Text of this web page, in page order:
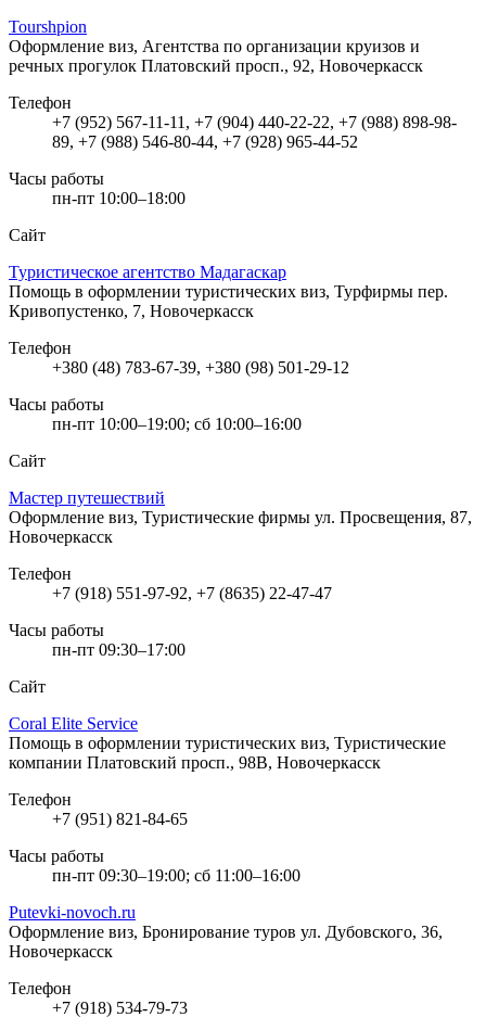
Tourshpion
Оформление виз, Агентства по организации круизов и
речных прогулок Платовский просп., 92, Новочеркасск
Телефон
+7 (952) 567-11-11, +7 (904) 440-22-22, +7 (988) 898-98-
89, +7 (988) 546-80-44, +7 (928) 965-44-52
Часы работы
пн-пт 10:00–18:00
Сайт
Туристическое агентство Мадагаскар
Помощь в оформлении туристических виз, Турфирмы пер.
Кривопустенко, 7, Новочеркасск
Телефон
+380 (48) 783-67-39, +380 (98) 501-29-12
Часы работы
пн-пт 10:00–19:00; сб 10:00–16:00
Сайт
Мастер путешествий
Оформление виз, Туристические фирмы ул. Просвещения, 87,
Новочеркасск
Телефон
+7 (918) 551-97-92, +7 (8635) 22-47-47
Часы работы
пн-пт 09:30–17:00
Сайт
Coral Elite Service
Помощь в оформлении туристических виз, Туристические
компании Платовский просп., 98В, Новочеркасск
Телефон
+7 (951) 821-84-65
Часы работы
пн-пт 09:30–19:00; сб 11:00–16:00
Putevki-novoch.ru
Оформление виз, Бронирование туров ул. Дубовского, 36,
Новочеркасск
Телефон
+7 (918) 534-79-73